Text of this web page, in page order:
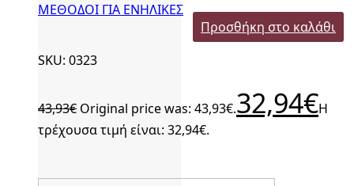
ΜΕΘΟΔΟΙ ΓΙΑ ΕΝΗΛΙΚΕΣ
Προσθήκη στο καλάθι
SKU: 0323
43,93€ Original price was: 43,93€.32,94€Η
τρέχουσα τιμή είναι: 32,94€.